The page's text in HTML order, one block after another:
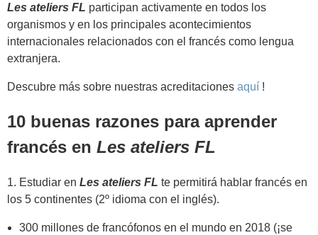
Les ateliers FL participan activamente en todos los
organismos y en los principales acontecimientos
internacionales relacionados con el francés como lengua
extranjera.
Descubre más sobre nuestras acreditaciones aquí !
10 buenas razones para aprender
francés en Les ateliers FL
1. Estudiar en Les ateliers FL te permitirá hablar francés en
los 5 continentes (2º idioma con el inglés).
300 millones de francófonos en el mundo en 2018 (¡se